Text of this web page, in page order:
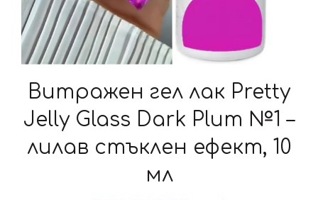
Витражен гел лак Pretty
Jelly Glass Dark Plum №1 –
лилав стъклен ефект, 10
мл